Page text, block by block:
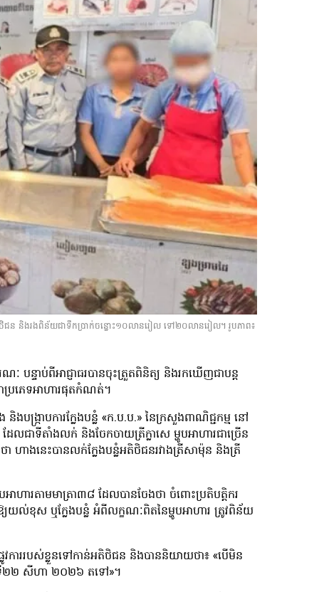
ន និងរងពិន័យជាទឹកប្រាក់ចន្លោះ១០លានរៀល ទៅ២០លានរៀល។ រូបភាព៖
បន្ទាប់​ពីអាជ្ញាធរបានចុះត្រួតពិនិត្យ និងរកឃើញជាបន្ត
ប្រភេទអាហារផុតកំណត់។
និងបង្រ្កាបការក្លែងបន្លំ «ក.ប.ប.» នៃក្រសួងពាណិជ្ជកម្ម នៅ
ជាទីតាំងលក់ និងចែកចាយត្រីក្លាសេ ម្ហូបអាហារជាច្រើន
ាងនេះបានលក់ក្លែងបន្លំអតិថិជនរវាងត្រីសាម៉ុន និងត្រី
ាហារតាមមាត្រា៣៨ ដែលបានចែងថា ចំពោះប្រតិបត្តិករ
យយល់ខុស ឬក្លែងបន្លំ អំពីលក្ខណៈពិតនៃម្ហូបអាហារ ត្រូវពិន័យ
ាររបស់ខ្លួនទៅកាន់អតិថិជន និងបាននិយាយថា៖ «បើមិន
ៃទី២២ សីហា ២០២៦ តទៅ»។